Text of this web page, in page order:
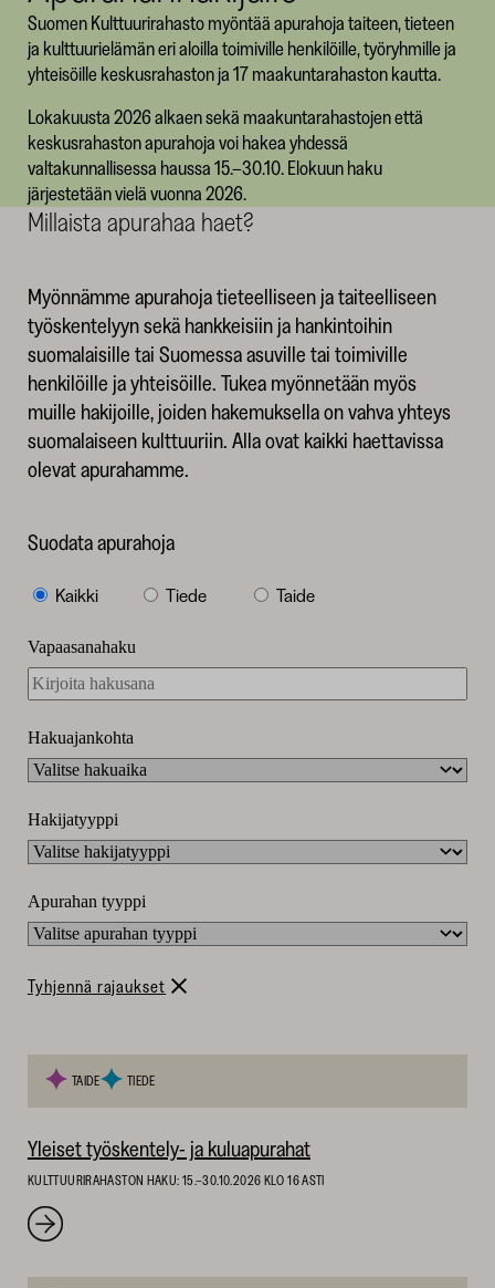
SKR
Suomen Kulttuurirahasto myöntää apurahoja taiteen, tieteen
ja kulttuurielämän eri aloilla toimiville henkilöille, työryhmille ja
yhteisöille keskusrahaston ja 17 maakuntarahaston kautta.
Lokakuusta 2026 alkaen sekä maakuntarahastojen että
keskusrahaston apurahoja voi hakea yhdessä
valtakunnallisessa haussa 15.–30.10. Elokuun haku
järjestetään vielä vuonna 2026.
Millaista apurahaa haet?
Myönnämme apurahoja tieteelliseen ja taiteelliseen
työskentelyyn sekä hankkeisiin ja hankintoihin
suomalaisille tai Suomessa asuville tai toimiville
henkilöille ja yhteisöille. Tukea myönnetään myös
muille hakijoille, joiden hakemuksella on vahva yhteys
suomalaiseen kulttuuriin. Alla ovat kaikki haettavissa
olevat apurahamme.
Suodata apurahoja
Apurahan
Kaikki Tiede Taide
Vapaasanahaku
Hakuajankohta
Hakijatyyppi
Apurahan tyyppi
Tyhjennä rajaukset
tulosta
suodattimien
perusteella.
TAIDE TIEDE
Yleiset työskentely- ja kuluapurahat
KULTTUURIRAHASTON HAKU: 15.–30.10.2026 KLO 16 ASTI